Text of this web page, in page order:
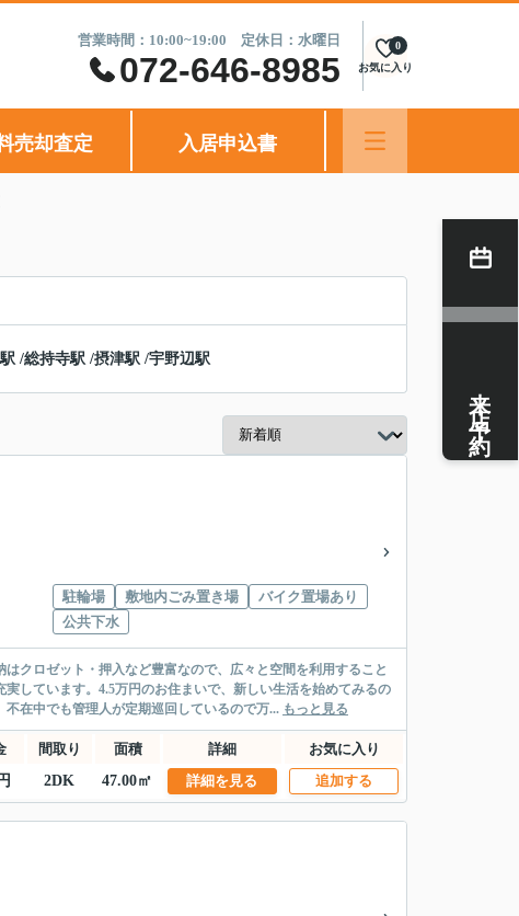
営業時間：10:00~19:00 定休日：水曜日
072-646-8985 お気に入り
0
売却査定 入居申込書
/総持寺駅 /摂津駅 /宇野辺駅
駐輪場
敷地内ごみ置き場
バイク置場あり
公共下水
クロゼット・押入など豊富なので、広々と空間を利用すること
しています。4.5万円のお住まいで、新しい生活を始めてみるの
在中でも管理人が定期巡回しているので万... もっと見る
間取り 面積 詳細
お気に入り
2DK 47.00㎡ 詳細を見る 追加する
来店予約